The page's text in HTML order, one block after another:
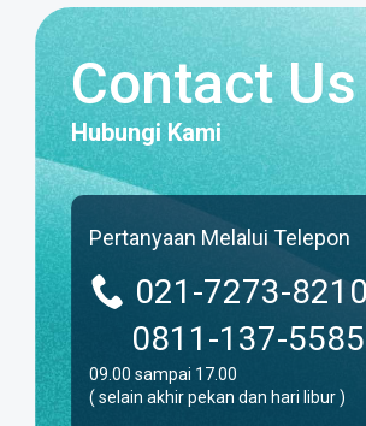
Contact Us
Hubungi Kami
Pertanyaan Melalui Telepon
021-7273-
0811-137-5585
09.00 sampai 17.00
( selain akhir pekan dan hari libur )